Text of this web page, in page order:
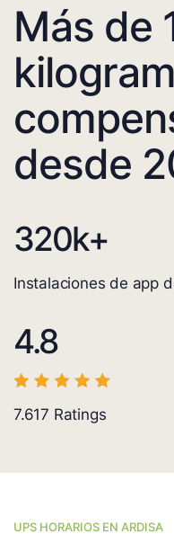
Más de
desde
320k+
Instalaciones de app
4.8
7.617 Ratings
UPS HORARIOS EN ARDISA